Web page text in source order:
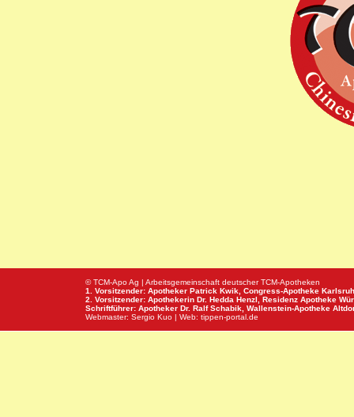
© TCM-Apo Ag | Arbeitsgemeinschaft deutscher TCM-Apotheken
1. Vorsitzender: Apotheker Patrick Kwik, Congress-Apotheke
2. Vorsitzender: Apothekerin Dr. Hedda Henzl, Residenz Apotheke
Schriftführer: Apotheker Dr. Ralf Schabik, Wallenstein-Apotheke
Webmaster: Sergio Kuo | Web: tippen-portal.de